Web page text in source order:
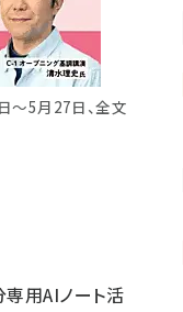
～5月27日、全文
用AIノート活